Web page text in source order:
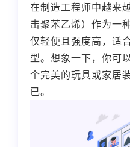
在制造工程师中越来
击聚苯乙烯）作为一
仅轻便且强度高，适
型。想象一下，你可
个完美的玩具或家居
已。